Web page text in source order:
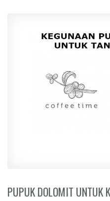
PUPUK DOLOMIT UNTUK